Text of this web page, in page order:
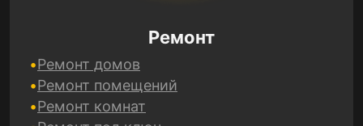
Ремонт
Ремонт домов
Ремонт помещений
Ремонт комнат